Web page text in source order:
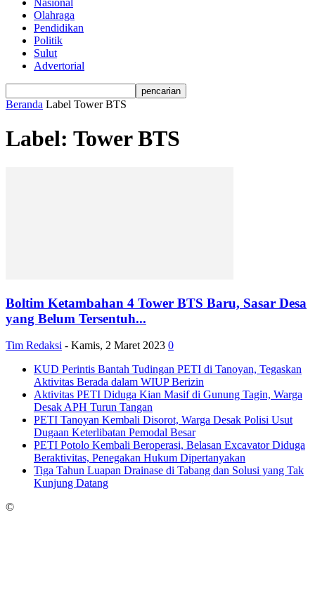
Nasional
Olahraga
Pendidikan
Politik
Sulut
Advertorial
Beranda Label Tower BTS
Label: Tower BTS
Boltim Ketambahan 4 Tower BTS Baru, Sasar Desa
yang Belum Tersentuh...
Tim Redaksi - Kamis, 2 Maret 2023 0
KUD Perintis Bantah Tudingan PETI di Tanoyan, Tegaskan
Aktivitas Berada dalam WIUP Berizin
Aktivitas PETI Diduga Kian Masif di Gunung Tagin, Warga
Desak APH Turun Tangan
PETI Tanoyan Kembali Disorot, Warga Desak Polisi Usut
Dugaan Keterlibatan Pemodal Besar
PETI Potolo Kembali Beroperasi, Belasan Excavator Diduga
Beraktivitas, Penegakan Hukum Dipertanyakan
Tiga Tahun Luapan Drainase di Tabang dan Solusi yang Tak
Kunjung Datang
©